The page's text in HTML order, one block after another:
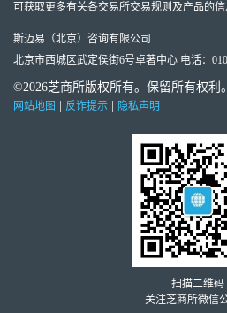
可获取更多有关各交易所交易规则及产品的信
斯迈易（北京）咨询有限公司
北京市西城区武定侯街6号卓著中心 电话：
©2026芝商所版权所有。保留所有权利。
网站地图 反诈提示 隐私声明
扫描二维码
关注芝商所微信